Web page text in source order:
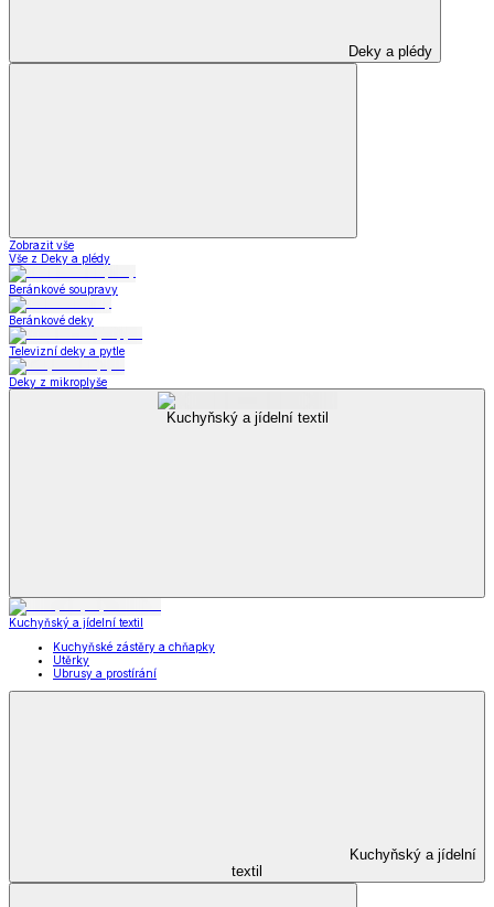
Deky a plédy
Zobrazit vše
Vše z Deky a plédy
Beránkové soupravy
Beránkové deky
Televizní deky a pytle
Deky z mikroplyše
Kuchyňský a jídelní textil
Kuchyňský a jídelní textil
Kuchyňské zástěry a chňapky
Utěrky
Ubrusy a prostírání
Kuchyňský a jídelní
textil